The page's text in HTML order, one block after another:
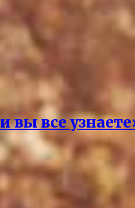
вы все